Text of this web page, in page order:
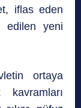
iflas eden
edilen yeni
ortaya